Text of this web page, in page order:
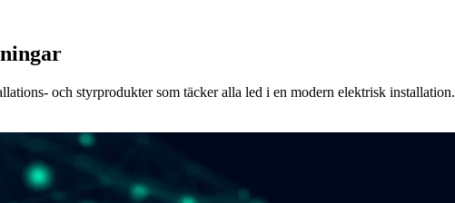
och styrprodukter som täcker alla led i en modern elektrisk installation.